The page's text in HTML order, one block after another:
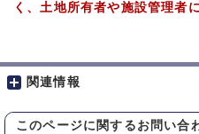
く、土地所有者や施設管理者
関連情報
このページに関する お問い合